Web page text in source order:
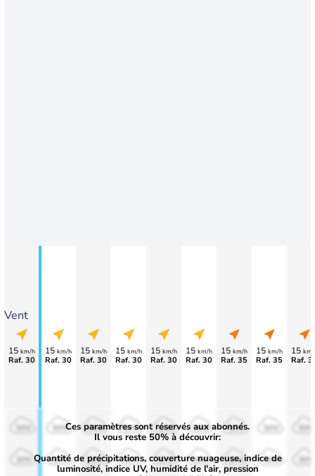
Vent
15 km/h
Raf. 30
15 km/h
Raf. 30
15 km/h
Raf. 30
15 km/h
Raf. 30
15 km/h
Raf. 30
15 km/h
Raf. 30
15 km/h
Raf. 35
15 km/h
Raf. 35
15
Raf.
50%
30%
50%
30%
50%
30%
50%
30%
50%
30%
50%
30%
50%
30%
Ces paramètres sont réservés aux abonnés.
Il vous reste 50% à découvrir:
Quantité de précipitations, couverture nuageuse, indice de
luminosité, indice UV, humidité de l'air, pression